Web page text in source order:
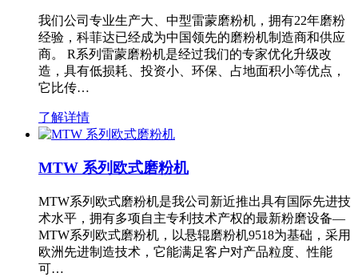
我们公司专业生产大、中型雷蒙磨粉机，拥有22年磨粉
经验，科菲达已经成为中国领先的磨粉机制造商和供应
商。 R系列雷蒙磨粉机是经过我们的专家优化升级改
造，具有低损耗、投资小、环保、占地面积小等优点，
它比传…
了解详情
MTW 系列欧式磨粉机
MTW系列欧式磨粉机是我公司新近推出具有国际先进技
术水平，拥有多项自主专利技术产权的最新粉磨设备—
MTW系列欧式磨粉机，以悬辊磨粉机9518为基础，采用
欧洲先进制造技术，它能满足客户对产品粒度、性能
可…